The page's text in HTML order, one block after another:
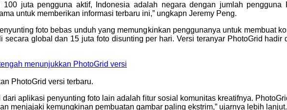
juta pengguna aktif, Indonesia adalah negara dengan jumlah pengguna
untuk memberikan informasi terbaru ini,” ungkapn Jeremy Peng.
foto bebas unduh yang memungkinkan penggunanya untuk membuat
global dan 15 juta foto disunting per hari. Versi teranyar PhotoGrid hadir
PhotoGrid versi terbaru.
dari aplikasi penyunting foto lain adalah fitur sosial komunitas kreatifnya.
menjajaki kemungkinan pembuatan gambar paling ekstrim,” ujarnya lebih lanjut.